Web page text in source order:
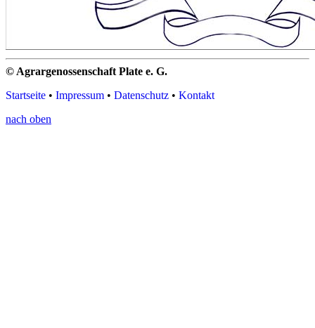
© Agrargenossenschaft Plate e. G.
Startseite • Impressum • Datenschutz • Kontakt
nach oben